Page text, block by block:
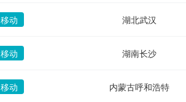
移动 湖北武汉
移动 湖南长沙
移动 内蒙古呼和浩特